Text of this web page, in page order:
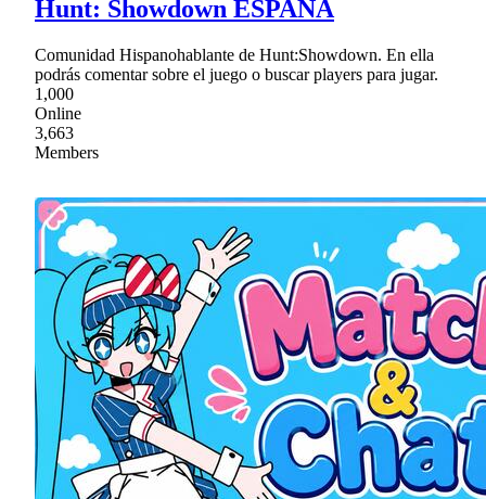
Hunt: Showdown ESPAÑA
Comunidad Hispanohablante de Hunt:Showdown. En ella
podrás comentar sobre el juego o buscar players para jugar.
1,000
Online
3,663
Members